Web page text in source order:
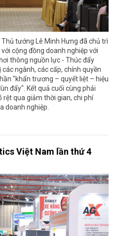
tướng Lê Minh Hưng đã chủ trì
cộng đồng doanh nghiệp với
thông nguồn lực - Thúc đẩy
ngành, các cấp, chính quyền
"khẩn trương – quyết liệt – hiệu
đẩy". Kết quả cuối cùng phải
qua giảm thời gian, chi phí
doanh nghiệp.
Việt Nam lần thứ 4